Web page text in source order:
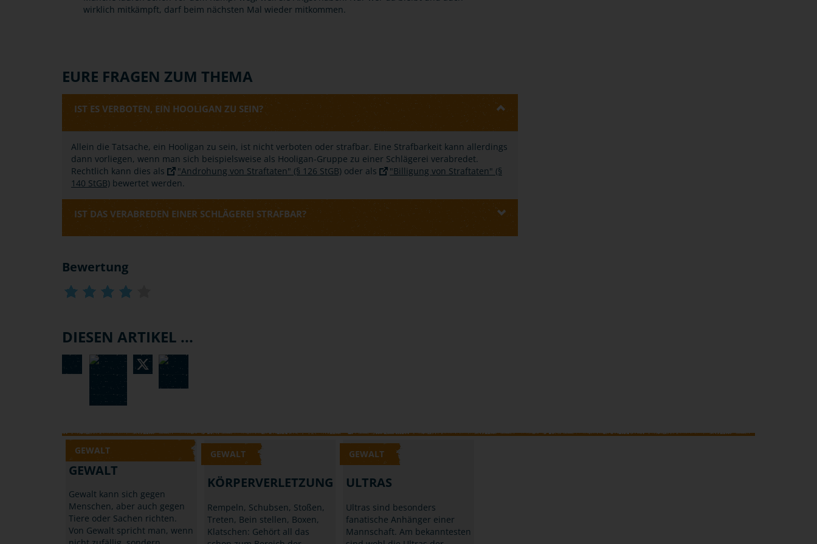
wirklich mitkämpft, darf beim nächsten Mal wieder mitkommen.
EURE FRAGEN ZUM THEMA
IST ES VERBOTEN, EIN HOOLIGAN ZU SEIN?
Allein die Tatsache, ein Hooligan zu sein, ist nicht verboten oder strafbar. Eine Strafbarkeit kann allerdings
dann vorliegen, wenn man sich beispielsweise als Hooligan-Gruppe zu einer Schlägerei verabredet.
Rechtlich kann dies als
"Androhung von Straftaten" (§ 126 StGB) oder als
"Billigung von Straftaten" (§
140 StGB) bewertet werden.
IST DAS VERABREDEN EINER SCHLÄGEREI STRAFBAR?
Bewertung
DIESEN ARTIKEL ...
GEWALT
GEWALT
Gewalt kann sich gegen
Menschen, aber auch gegen
Tiere oder Sachen richten.
Von Gewalt spricht man, wenn
GEWALT
KÖRPERVERLETZUNG
Rempeln, Schubsen, Stoßen,
Treten, Bein stellen, Boxen,
Klatschen: Gehört all das
GEWALT
ULTRAS
Ultras sind besonders
fanatische Anhänger einer
Mannschaft. Am bekanntesten